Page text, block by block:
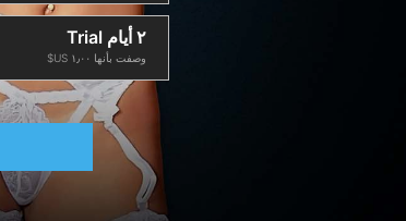
٢ أيام Trial
وصفت بأنها ‏١٫٠٠ US$